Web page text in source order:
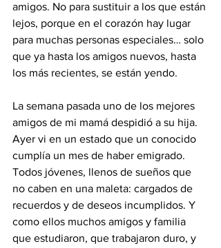
amigos. No para sustituir a los que están
lejos, porque en el corazón hay lugar
para muchas personas especiales… solo
que ya hasta los amigos nuevos, hasta
los más recientes, se están yendo.
La semana pasada uno de los mejores
amigos de mi mamá despidió a su hija.
Ayer vi en un estado que un conocido
cumplía un mes de haber emigrado.
Todos jóvenes, llenos de sueños que
no caben en una maleta: cargados de
recuerdos y de deseos incumplidos. Y
como ellos muchos amigos y familia
que estudiaron, que trabajaron duro, y